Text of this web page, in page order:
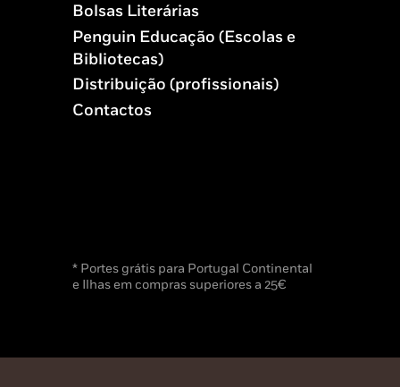
Bolsas Literárias
Penguin Educação (Escolas e
Bibliotecas)
Distribuição (profissionais)
Contactos
* Portes grátis para Portugal Continental
e Ilhas em compras superiores a 25€